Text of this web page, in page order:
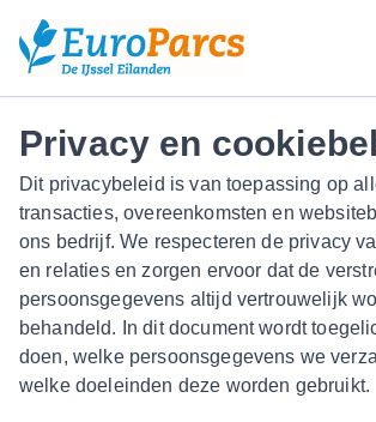
Privacy en
Dit privacybeleid is van toepassing op
transacties, overeenkomsten en
ons bedrijf. We respecteren de privacy
en relaties en zorgen ervoor dat de
persoonsgegevens altijd vertrouwelijk
behandeld. In dit document wordt
doen, welke persoonsgegevens we
welke doeleinden deze worden gebruikt.